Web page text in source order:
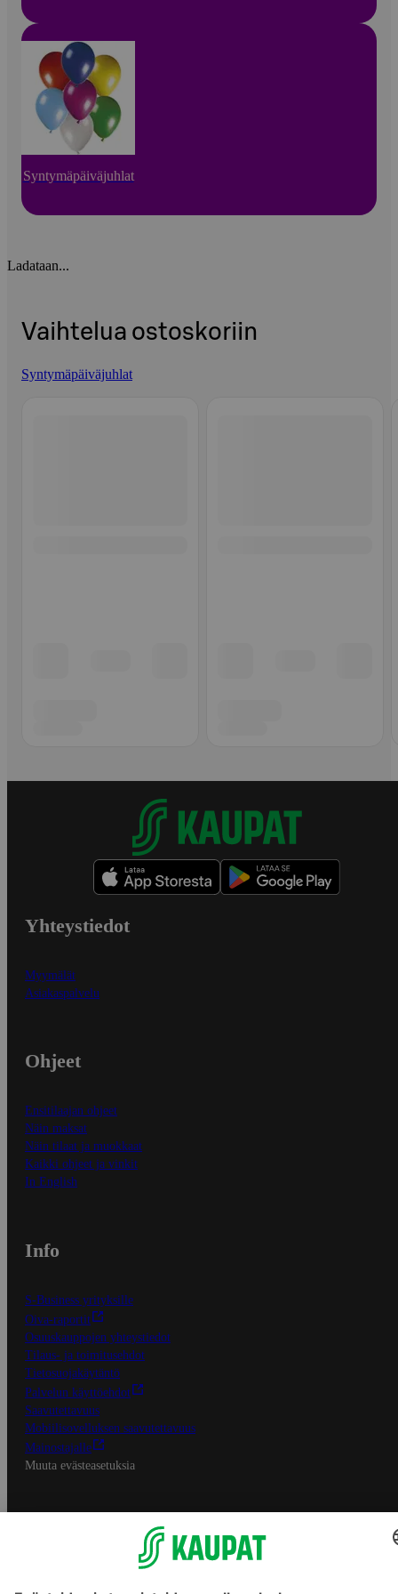
Syntymäpäiväjuhlat
Ladataan...
Vaihtelua ostoskoriin
Syntymäpäiväjuhlat
Yhteystiedot
Myymälät
Asiakaspalvelu
Ohjeet
Ensitilaajan ohjeet
Näin maksat
Näin tilaat ja muokkaat
Kaikki ohjeet ja vinkit
In English
Info
S-Business yrityksille
Oiva-raportit
Osuuskauppojen yhteystiedot
Tilaus- ja toimitusehdot
Tietosuojakäytäntö
Palvelun käyttöehdot
Saavutettavuus
Mobiilisovelluksen saavutettavuus
Mainostajalle
Muuta evästeasetuksia
S-ryhmän palvelut